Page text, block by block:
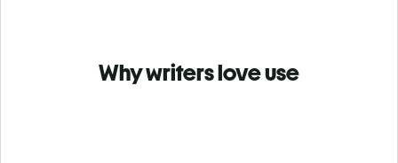
Why writers love use